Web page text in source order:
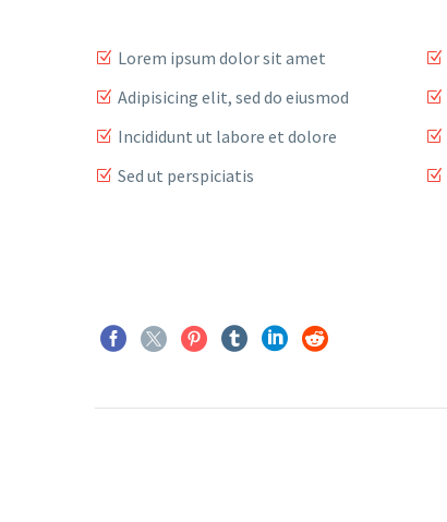
Lorem ipsum dolor sit amet
Adipisicing elit, sed do eiusmod
Incididunt ut labore et dolore
Sed ut perspiciatis